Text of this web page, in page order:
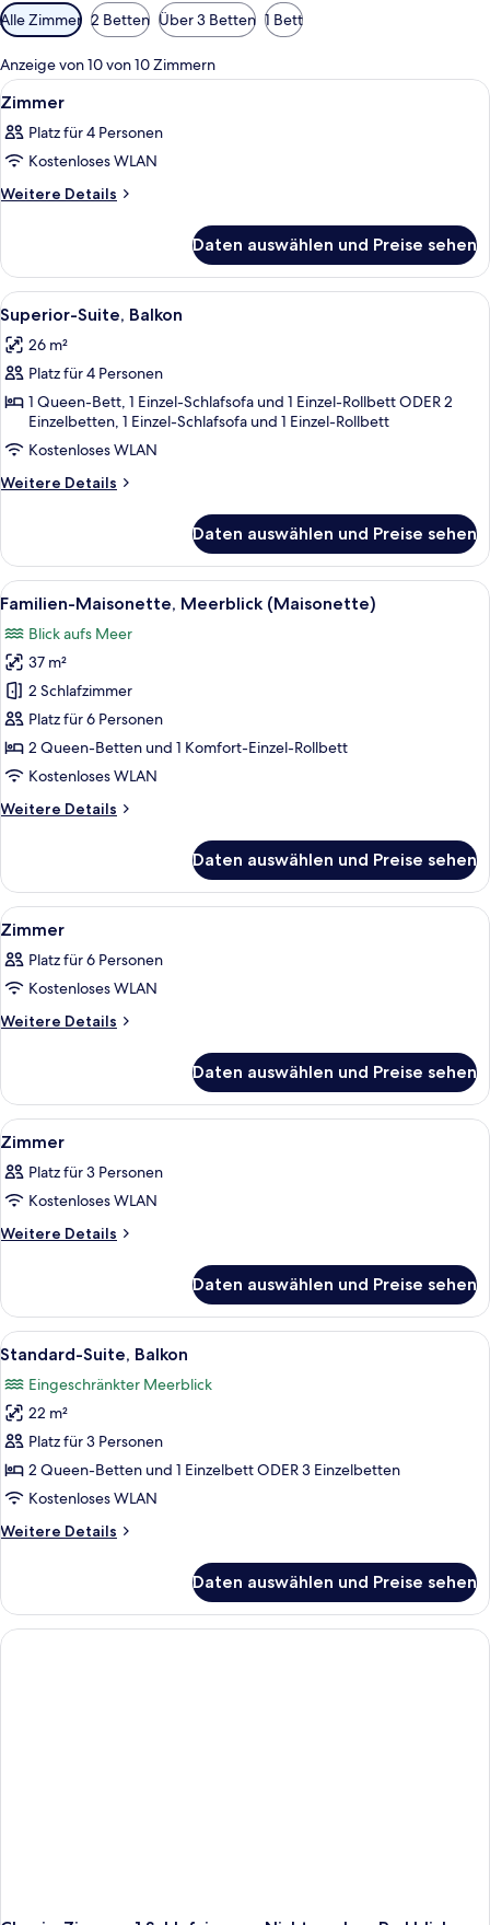
Verfügbare
Filter
für
Zimmer
Alle Zimmer 2 Betten Über 3 Betten 1 Bett
Anzeige von 10 von 10 Zimmern
Alle
Fotos
für
Zimmer
anzeigen
Ein Hotelzimmer mit einem großen
28
Zimmer
Platz für 4 Personen
Kostenloses WLAN
Weitere Details
Weitere
Daten auswählen und Preise sehen
Alle
Fotos
für
Superior-
Suite,
Balkon
anzeigen
Ein Hotelzimmer mit einem großen
28
Superior-Suite, Balkon
26 m²
Platz für 4 Personen
1 Queen-Bett, 1 Einzel-Schlafsofa und 1 Einzel-Rollbett ODER 2
Einzelbetten, 1 Einzel-Schlafsofa und 1 Einzel-Rollbett
Kostenloses WLAN
Weitere Details
Weitere
Suite,
Balkon
Daten auswählen und Preise sehen
Alle
Fotos
für
Familien-
Maisonette,
Meerblick
(Maisonette)
anzeigen
Ein Hotelzimmer mit einem großen
18
Familien-Maisonette, Meerblick (Maisonette)
Blick aufs Meer
37 m²
2 Schlafzimmer
Platz für 6 Personen
2 Queen-Betten und 1 Komfort-Einzel-Rollbett
Kostenloses WLAN
Weitere Details
Weitere
Maisonette,
Meerblick
(Maisonette)
Daten auswählen und Preise sehen
Alle
Fotos
für
Zimmer
anzeigen
Ein Hotelzimmer mit einem Bett,
18
Zimmer
Platz für 6 Personen
Kostenloses WLAN
Weitere Details
Weitere
Daten auswählen und Preise sehen
Alle
Fotos
für
Zimmer
anzeigen
Ein Hotelzimmer mit Bett,
20
Zimmer
Platz für 3 Personen
Kostenloses WLAN
Weitere Details
Weitere
Daten auswählen und Preise sehen
Alle
Fotos
für
Standard-
Suite,
Balkon
anzeigen
Ein Hotelzimmer mit Bett,
21
Standard-Suite, Balkon
Eingeschränkter Meerblick
22 m²
Platz für 3 Personen
2 Queen-Betten und 1 Einzelbett ODER 3 Einzelbetten
Kostenloses WLAN
Weitere Details
Weitere
Suite,
Balkon
Daten auswählen und Preise sehen